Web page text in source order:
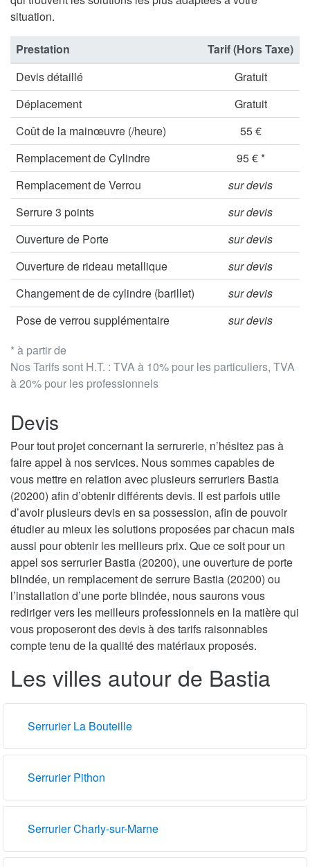
situation.
* à partir de
Nos Tarifs sont H.T. : TVA à 10% pour les particuliers, TVA
à 20% pour les professionnels
Prestation
Tarif (Hors Taxe)
Devis détaillé
Gratuit
Déplacement
Gratuit
Coût de la mainœuvre (/heure)
55 €
Remplacement de Cylindre
95 € *
Remplacement de Verrou
sur devis
Serrure 3 points
sur devis
Ouverture de Porte
sur devis
Ouverture de rideau metallique
sur devis
Changement de de cylindre (barillet)
sur devis
Pose de verrou supplémentaire
sur devis
Devis
Pour tout projet concernant la serrurerie, n’hésitez pas à
faire appel à nos services. Nous sommes capables de
vous mettre en relation avec plusieurs serruriers Bastia
(20200) afin d’obtenir différents devis. Il est parfois utile
d’avoir plusieurs devis en sa possession, afin de pouvoir
étudier au mieux les solutions proposées par chacun mais
aussi pour obtenir les meilleurs prix. Que ce soit pour un
appel sos serrurier Bastia (20200), une ouverture de porte
blindée, un remplacement de serrure Bastia (20200) ou
l’installation d’une porte blindée, nous saurons vous
rediriger vers les meilleurs professionnels en la matière qui
vous proposeront des devis à des tarifs raisonnables
compte tenu de la qualité des matériaux proposés.
Les villes autour de Bastia
Serrurier La Bouteille
Serrurier Pithon
Serrurier Charly-sur-Marne